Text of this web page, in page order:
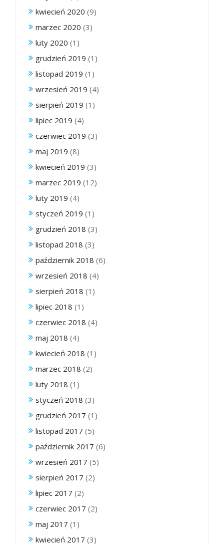
kwiecień 2020 (9)
marzec 2020 (3)
luty 2020 (1)
grudzień 2019 (1)
listopad 2019 (1)
wrzesień 2019 (4)
sierpień 2019 (1)
lipiec 2019 (4)
czerwiec 2019 (3)
maj 2019 (8)
kwiecień 2019 (3)
marzec 2019 (12)
luty 2019 (4)
styczeń 2019 (1)
grudzień 2018 (3)
listopad 2018 (3)
październik 2018 (6)
wrzesień 2018 (4)
sierpień 2018 (1)
lipiec 2018 (1)
czerwiec 2018 (4)
maj 2018 (4)
kwiecień 2018 (1)
marzec 2018 (2)
luty 2018 (1)
styczeń 2018 (3)
grudzień 2017 (1)
listopad 2017 (5)
październik 2017 (6)
wrzesień 2017 (5)
sierpień 2017 (2)
lipiec 2017 (2)
czerwiec 2017 (2)
maj 2017 (1)
kwiecień 2017 (3)